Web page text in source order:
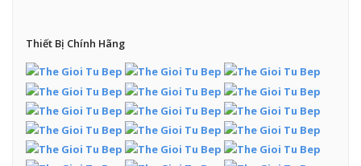
Thiết Bị Chính Hãng